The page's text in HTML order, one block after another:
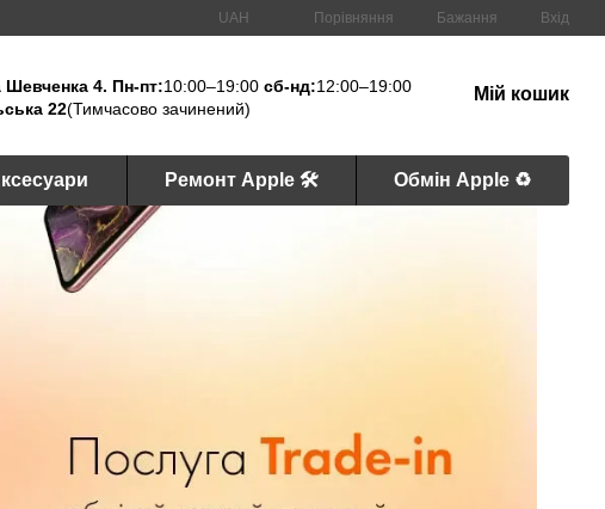
UAH Порівняння Бажання Вхід
4. Пн-пт:10:00–19:00сб-нд:12:00–19:00
22(Тимчасово зачинений)
Мій кошик
Ремонт Apple 🛠 Обмін Apple ♻️